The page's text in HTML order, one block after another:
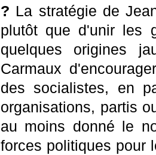
? La stratégie de
plutôt que d'unir les
quelques origines
Carmaux
des socialistes, en
organisations, partis
au moins donné le
forces politiques pour